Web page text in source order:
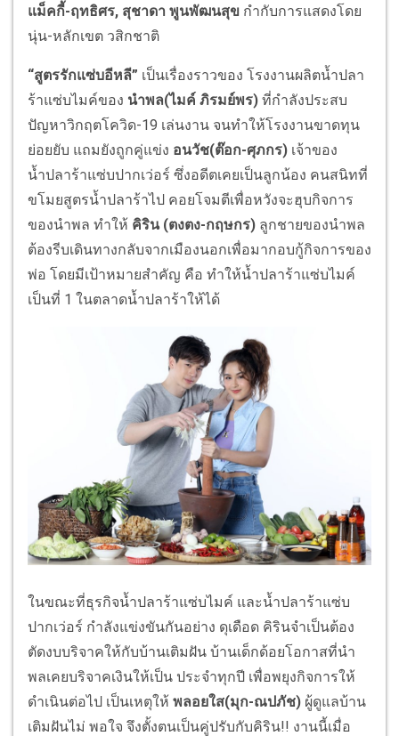
แม็คกี้-ฤทธิศร, สุชาดา พูนพัฒนสุข กำกับการแสดงโดย
นุ่น-หลักเขต วสิกชาติ
“สูตรรักแซ่บอีหลี” เป็นเรื่องราวของ โรงงานผลิตน้ำปลา
ร้าแซ่บไมค์ของ นำพล(ไมค์ ภิรมย์พร) ที่กำลังประสบ
ปัญหาวิกฤตโควิด-19 เล่นงาน จนทำให้โรงงานขาดทุน
ย่อยยับ แถมยังถูกคู่แข่ง อนวัช(ต๊อก-ศุภกร) เจ้าของ
น้ำปลาร้าแซ่บปากเว่อร์ ซึ่งอดีตเคยเป็นลูกน้อง คนสนิทที่
ขโมยสูตรน้ำปลาร้าไป คอยโจมตีเพื่อหวังจะฮุบกิจการ
ของนำพล ทำให้ คิริน (ตงตง-กฤษกร) ลูกชายของนำพล
ต้องรีบเดินทางกลับจากเมืองนอกเพื่อมากอบกู้กิจการของ
พ่อ โดยมีเป้าหมายสำคัญ คือ ทำให้น้ำปลาร้าแซ่บไมค์
เป็นที่ 1 ในตลาดน้ำปลาร้าให้ได้
ในขณะที่ธุรกิจน้ำปลาร้าแซ่บไมค์ และน้ำปลาร้าแซ่บ
ปากเว่อร์ กำลังแข่งขันกันอย่าง ดุเดือด คิรินจำเป็นต้อง
ตัดงบบริจาคให้กับบ้านเติมฝัน บ้านเด็กด้อยโอกาสที่นำ
พลเคยบริจาคเงินให้เป็น ประจำทุกปี เพื่อพยุงกิจการให้
ดำเนินต่อไป เป็นเหตุให้ พลอยใส(มุก-ณปภัช) ผู้ดูแลบ้าน
เติมฝันไม่ พอใจ จึงตั้งตนเป็นคู่ปรับกับคิริน!! งานนี้เมื่อ